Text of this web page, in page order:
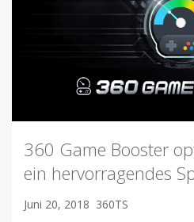
360 Game Booster
ein hervorragendes
Juni 20, 2018 360TS